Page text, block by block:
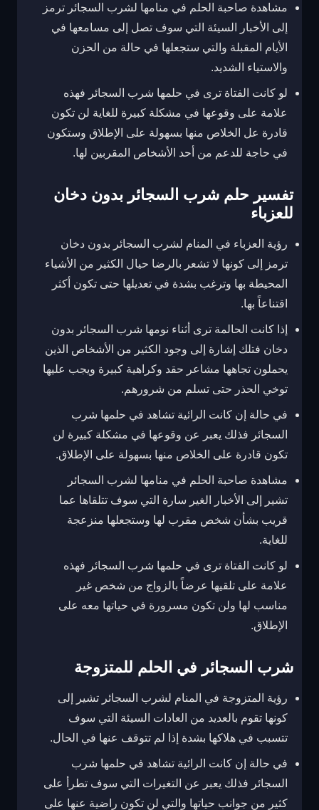
مشاهدة صاحبة الحلم في منامها لشرب السجائر ترمز
إلى الأخبار السيئة التي سوف تصل إلى مسامعها في
الأيام المقبلة والتي ستجعلها في حالة من الحزن
والاستياء الشديد.
لو كانت الفتاة ترى في حلمها شرب السجائر فهذه
علامة على وقوعها في مشكلة كبيرة للغاية لن تكون
قادرة عل الخلاص منها بسهولة على الإطلاق وستكون
في حاجة للدعم من أحد الأشخاص المقربين لها.
تفسير حلم شرب السجائر بدون دخان
للعزباء
رؤية العزباء في المنام لشرب السجائر بدون دخان
ترمز إلى كونها لا تشعر بالرضا حيال الكثير من الأشياء
المحيطة بها وترغب بشدة في تعديلها حتى تكون أكثر
اقتناعاً بها.
إذا كانت الحالمة ترى أثناء نومها شرب السجائر بدون
دخان فتلك إشارة إلى وجود الكثير من الأشخاص الذين
يحملون تجاهها مشاعر حقد وكراهية كبيرة ويجب عليها
توخي الحذر حتى تسلم من شرورهم.
في حالة إن كانت الرائية تشاهد في حلمها شرب
السجائر فذلك يعبر عن وقوعها في مشكلة كبيرة لن
تكون قادرة على الخلاص منها بسهولة على الإطلاق.
مشاهدة صاحبة الحلم في منامها لشرب السجائر
تشير إلى الأخبار الغير سارة التي سوف تتلقاها عما
قريب بشأن شخص مقرب لها وستجعلها منزعجة
للغاية.
لو كانت الفتاة ترى في حلمها شرب السجائر فهذه
علامة على تلقيها عرضاً بالزواج من شخص غير
مناسب لها ولن تكون مسرورة في حياتها معه على
الإطلاق.
شرب السجائر في الحلم للمتزوجة
رؤية المتزوجة في المنام لشرب السجائر تشير إلى
كونها تقوم بالعديد من العادات السيئة التي سوف
تتسبب في هلاكها بشدة إذا لم تتوقف عنها في الحال.
في حالة إن كانت الرائية تشاهد في حلمها شرب
السجائر فذلك يعبر عن التغيرات التي سوف تطرأ على
كثير من جوانب حياتها والتي لن تكون راضية عنها على